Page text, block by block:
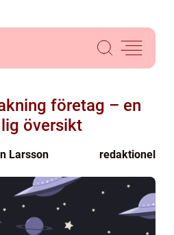
företag – en
översikt
Larsson redaktionel